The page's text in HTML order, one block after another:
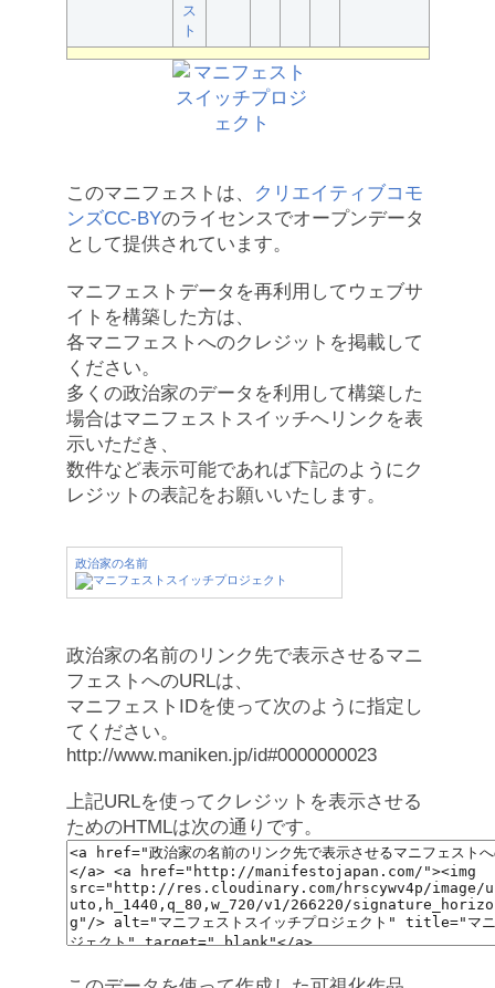
ス
ト
このマニフェストは、
クリエイティブコモ
ンズCC-BYのライセンスでオープンデータ
として提供されています。
マニフェストデータを再利用してウェブサ
イトを構築した方は、
各マニフェストへのクレジットを掲載して
ください。
多くの政治家のデータを利用して構築した
場合はマニフェストスイッチへリンクを表
示いただき、
数件など表示可能であれば下記のようにク
レジットの表記をお願いいたします。
政治家の名前
政治家の名前のリンク先で表示させるマニ
フェストへのURLは、
マニフェストIDを使って次のように指定し
てください。
http://www.maniken.jp/id#0000000023
上記URLを使ってクレジットを表示させる
ためのHTMLは次の通りです。